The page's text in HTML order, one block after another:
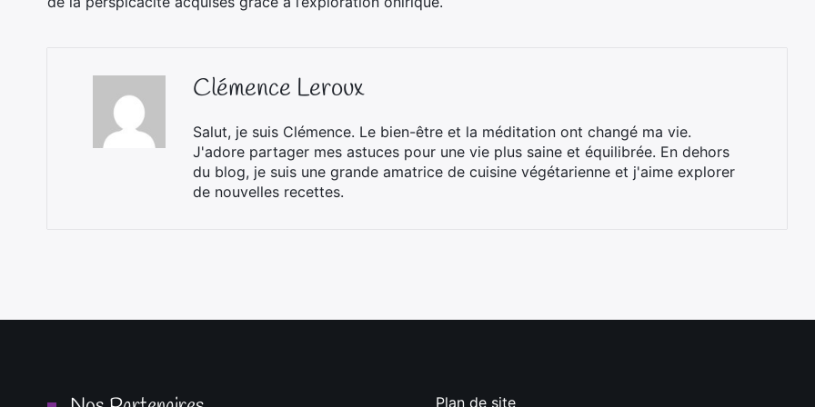
Clémence Leroux
Salut, je suis Clémence. Le bien-être et la méditation ont changé ma vie.
J'adore partager mes astuces pour une vie plus saine et équilibrée. En dehors
du blog, je suis une grande amatrice de cuisine végétarienne et j'aime explorer
de nouvelles recettes.
Plan de site